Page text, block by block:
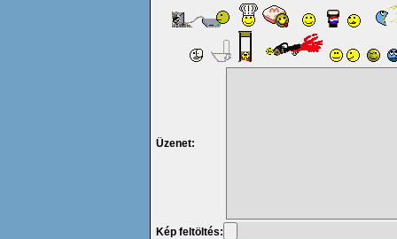
Üzenet:
Kép feltöltés: